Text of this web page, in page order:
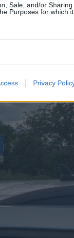
Sale, and/or Sharing
Purposes for which it
Privacy
v obcích, používání
38 přestupků a udělili